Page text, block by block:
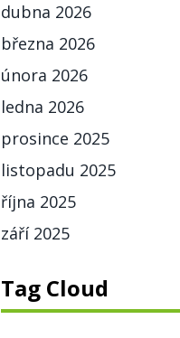
dubna 2026
března 2026
února 2026
ledna 2026
prosince 2025
listopadu 2025
října 2025
září 2025
Tag Cloud